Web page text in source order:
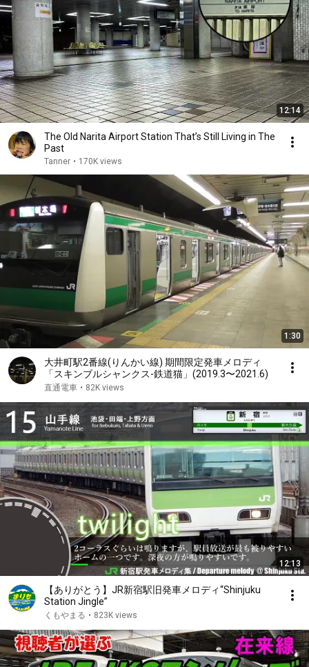
12:14
The Old Narita Airport Station That’s Still Living in The
Past
Tanner • 170K views
1:30
大井町駅2番線(りんかい線) 期間限定発車メロディ
「スキンブルシャンクス-鉄道猫」(2019.3〜2021.6)
直通電車 • 82K views
12:13
【ありがとう】JR新宿駅旧発車メロディ“Shinjuku
Station Jingle”
くもやまる • 823K views